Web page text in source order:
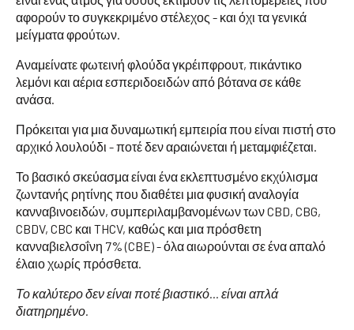
αφορούν το συγκεκριμένο στέλεχος - και όχι τα γενικά
μείγματα φρούτων.
Αναμείνατε φωτεινή φλούδα γκρέιπφρουτ, πικάντικο
λεμόνι και αέρια εσπεριδοειδών από βότανα σε κάθε
ανάσα.
Πρόκειται για μια δυναμωτική εμπειρία που είναι πιστή στο
αρχικό λουλούδι - ποτέ δεν αραιώνεται ή μεταμφιέζεται.
Το βασικό σκεύασμα είναι ένα εκλεπτυσμένο εκχύλισμα
ζωντανής ρητίνης που διαθέτει μια φυσική αναλογία
κανναβινοειδών, συμπεριλαμβανομένων των CBD, CBG,
CBDV, CBC και THCV, καθώς και μια πρόσθετη
κανναβιελσοΐνη 7% (CBE) - όλα αιωρούνται σε ένα απαλό
έλαιο χωρίς πρόσθετα.
Το καλύτερο δεν είναι ποτέ βιαστικό... είναι απλά
διατηρημένο.